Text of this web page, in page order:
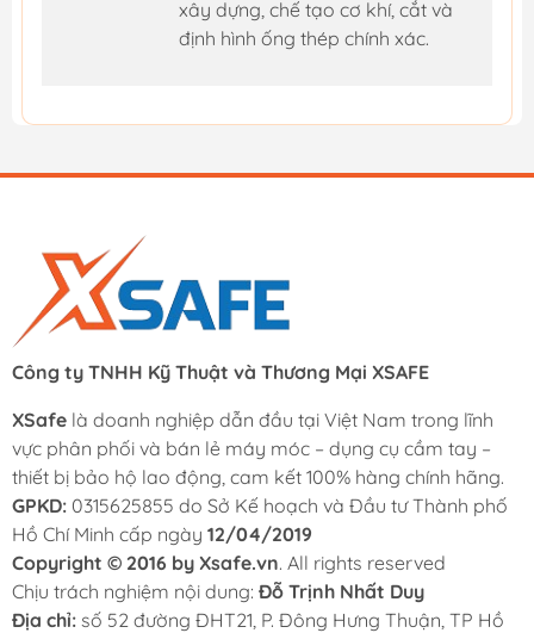
xây dựng, chế tạo cơ khí, cắt và
định hình ống thép chính xác.
Công ty TNHH Kỹ Thuật và Thương Mại XSAFE
XSafe là doanh nghiệp dẫn đầu tại Việt Nam trong lĩnh
vực phân phối và bán lẻ máy móc – dụng cụ cầm tay –
thiết bị bảo hộ lao động, cam kết 100% hàng chính hãng.
GPKD: 0315625855 do Sở Kế hoạch và Đầu tư Thành phố
Hồ Chí Minh cấp ngày 12/04/2019
Copyright © 2016 by Xsafe.vn. All rights reserved
Chịu trách nghiệm nội dung: Đỗ Trịnh Nhất Duy
Địa chỉ: số 52 đường ĐHT21, P. Đông Hưng Thuận, TP Hồ